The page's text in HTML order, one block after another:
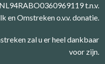
t.n.v.
en Omstreken o.v.v. donatie.
zal u er heel dankbaar
voor zijn.